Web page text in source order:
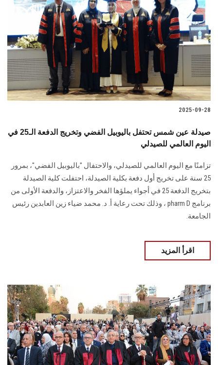
2025-09-28
صيدلة عين شمس تحتفل باليوبيل الفضي وتخريج الدفعة الـ25 في
اليوم العالمي للصيدلي
تزامنًا مع اليوم العالمي للصيدلي، والاحتفال "باليوبيل الفضي"، بمرور
25 سنة على تخريج أول دفعة بكلية الصيدلة، احتفلت كلية الصيدلة
بتخريج الدفعة 25 في أجواء يملؤها الفخر والاعتزاز، والدفعة الأولى من
برنامج pharm D ، وذلك تحت رعاية أ. د. محمد ضياء زين العابدين رئيس
الجامعة.
اقرأ المزيد